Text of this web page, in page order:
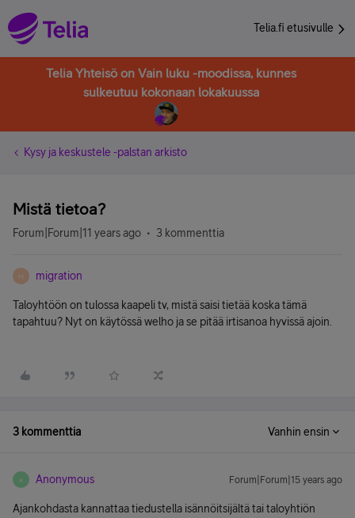
Telia.fi etusivulle
Telia Yhteisö on Vain luku -moodissa, kunnes
sulkeutuu kokonaan lokakuussa
Kysy ja keskustele -palstan arkisto
Mistä tietoa?
Forum|Forum|11 years ago 3 kommenttia
M migration
Taloyhtöön on tulossa kaapeli tv, mistä saisi tietää koska tämä
tapahtuu? Nyt on käytössä welho ja se pitää irtisanoa hyvissä ajoin.
3 kommenttia Vanhin ensin
A Anonymous Forum|Forum|15 years ago
Ajankohdasta kannattaa tiedustella isännöitsijältä tai taloyhtiön